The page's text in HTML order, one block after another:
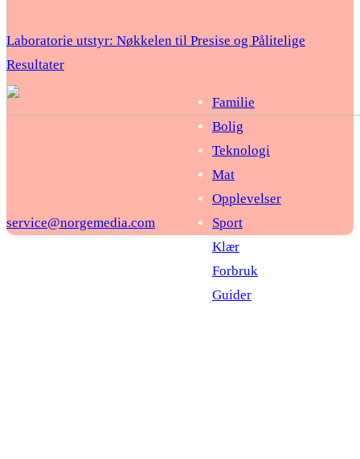
Laboratorie utstyr: Nøkkelen til Presise og Pålitelige
Resultater
Familie
Bolig
Teknologi
Mat
Opplevelser
Sport
Klær
Forbruk
Guider
service@norgemedia.com